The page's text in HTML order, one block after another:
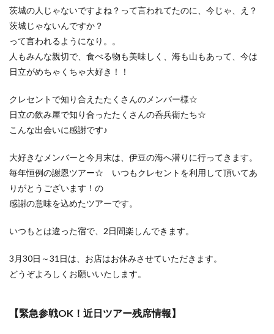
茨城の人じゃないですよね？って言われてたのに、今じゃ、え？
茨城じゃないんですか？
って言われるようになり。。
人もみんな親切で、食べる物も美味しく、海も山もあって、今は
日立がめちゃくちゃ大好き！！
クレセントで知り合えたたくさんのメンバー様☆
日立の飲み屋で知り合ったたくさんの呑兵衛たち☆
こんな出会いに感謝です♪
大好きなメンバーと今月末は、伊豆の海へ潜りに行ってきます。
毎年恒例の謝恩ツアー☆ いつもクレセントを利用して頂いてあ
りがとうございます！の
感謝の意味を込めたツアーです。
いつもとは違った宿で、2日間楽しんできます。
3月30日～31日は、お店はお休みさせていただきます。
どうぞよろしくお願いいたします。
【緊急参戦OK！近日ツアー残席情報】